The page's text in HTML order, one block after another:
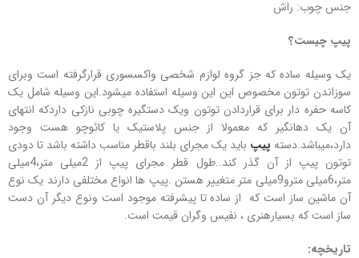
جنس چوب: راش
پیپ چیست؟
یک وسیله ساده که جز گروه لوازم شخصی واکسسوری قرارگرفته است وبرای
سوزاندن توتون مخصوص این این وسیله استفاده میشود.این وسیله شامل یک
کاسه حفره دار برای قراردادن توتون ویک دستگیره چوبی نازکی داردکه انتهای
آن یک دهانگیر که معمولا از جنس پلاستیک یا کائوچو هست وجود
دارد،میباشد.دسته پیپ باید یک مجرای بلند باقطر مناسب داشته باشد تا دودی
توتون پیپ از آن گذر کند..طول قطر مجرای پیپ از 2میلی متر،4میلی
متر،6میلی مترو9میلی متر متغییر هستن .پیپ ها انواع مختلفی دارند یک نوع
آن ماشین ساز است که از ساده تا پیشرفته موجود است ونوع دیگر آن دست
ساز است که بسیارهنری ، نفیس وگران قیمت است.
تاریخچه: